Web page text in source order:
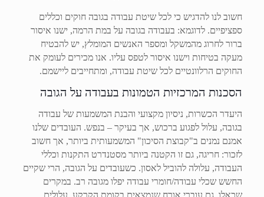
חשוב לנו להדגיש כי לכל שיטת עבודה בגובה חוקים וכללים
ספציפיים. לדוגמא: בעבודה בגובה על במת הרמה, ישנו איסור
ברור לחרוג מהמשקל ומספר האנשים המומלץ, יש להבטיח
מעקה בטיחות וישנו איסור לטפס עליו. אנו מכירים לעומק את
החוקים הרלוונטיים לכל שיטת עבודה, ומתחייבים ליישמם.
הסכנות המרכזיות הטמונות בעבודה על הגובה
היעדר הכשרות, ניסיון מקצועי והבנת המשמעות של עבודה
בגובה, עלול לפגוע ברכוש, אך בעיקר – בנפש. העובדים שלנו
אמנם נמנים ב"קבוצת הסיכון" המשמעותית ביותר, אך חשוב
לזכור: חריגה, גם זו הקטנה ביותר מסטנדרט התקנות וכללי
העבודה, עלולה להוביל לאסון. כשעובדים על הגובה, הרי שקיים
החשש שכלי עבודה/חומרי עבודה יפלו מגובה רב. במקרים
שכאלו, גם עוברי אורח שנמצאים בקומת הקרקע, עלולים